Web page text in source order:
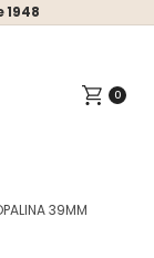
1948
0
39MM